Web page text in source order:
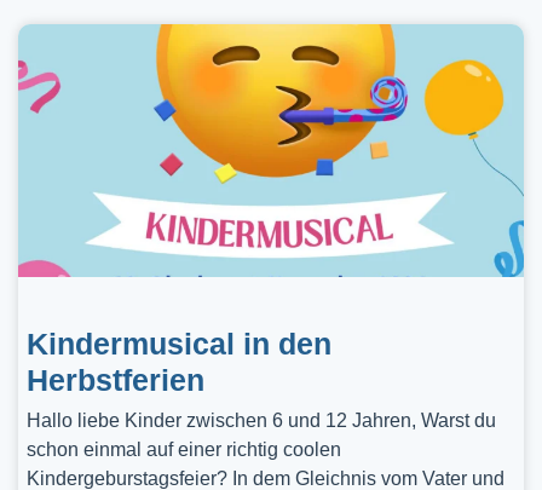
Kindermusical in den
Herbstferien
Hallo liebe Kinder zwischen 6 und 12 Jahren, Warst du
schon einmal auf einer richtig coolen
Kindergeburstagsfeier? In dem Gleichnis vom Vater und